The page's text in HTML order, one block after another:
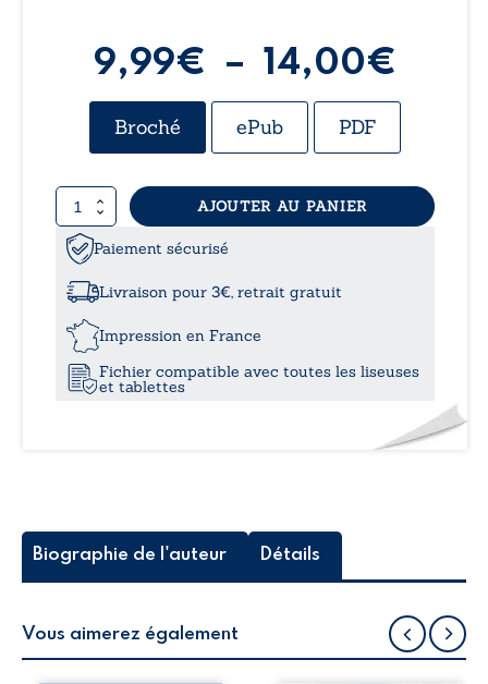
9,99€ – 14,00€
de
Broché ePub PDF
quantité
de
Tout
que
ne
leur
jamais
AJOUTER AU PANIER
Paiement sécurisé
Livraison pour 3€, retrait gratuit
Impression en France
Fichier compatible avec toutes les liseuses
et tablettes
Biographie de l'auteur Détails
Vous aimerez également